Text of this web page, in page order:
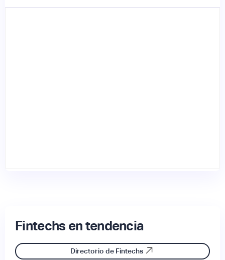
Fintechs en tendencia
Directorio de Fintechs